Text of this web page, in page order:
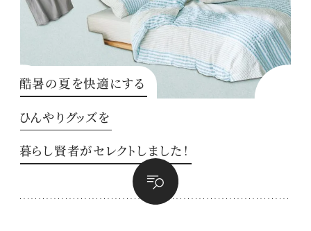
酷暑の夏を快適にする
ひんやりグッズを
暮らし賢者がセレクトしました！